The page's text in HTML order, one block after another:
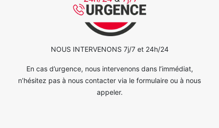
NOUS INTERVENONS 7j/7 et 24h/24
En cas d’urgence, nous intervenons dans l’immédiat,
n’hésitez pas à nous contacter via le formulaire ou à nous
appeler.